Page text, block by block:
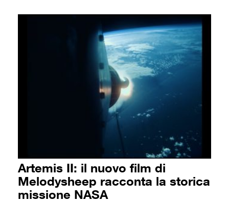
Artemis II: il nuovo film di
Melodysheep racconta la storica
missione NASA